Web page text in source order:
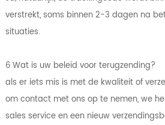
verstrekt, soms binnen 2-3 dagen na
situaties.
6 Wat is uw beleid voor terugzending?
als er iets mis is met de kwaliteit of
om contact met ons op te nemen, we
sales service en een nieuw